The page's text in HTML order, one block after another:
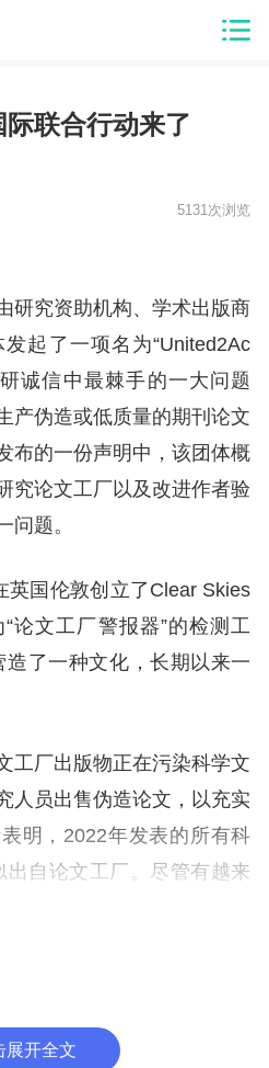
联合行动来了
5131次浏览
研究资助机构、学术出版商
起了一项名为“United2Ac
诚信中最棘手的一大问题
伪造或低质量的期刊论文
布的一份声明中，该团体概
究论文工厂以及改进作者验
问题。
英国伦敦创立了Clear Skies
论文工厂警报器”的检测工
造了一种文化，长期以来一
工厂出版物正在污染科学文
人员出售伪造论文，以充实
明，2022年发表的所有科
自论文工厂。尽管有越来
展开全文